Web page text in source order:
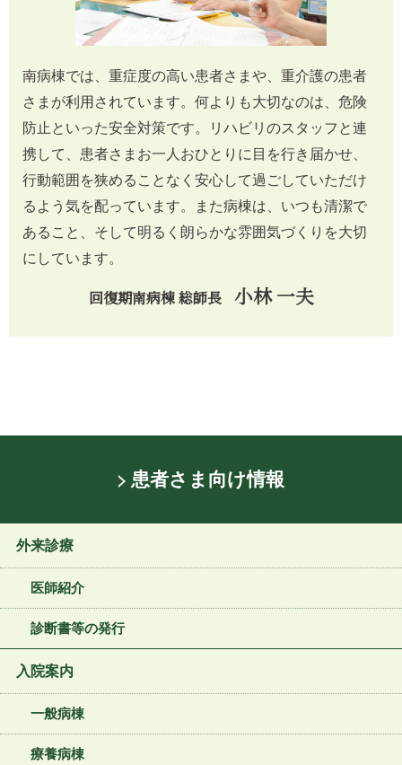
南病棟では、重症度の高い患者さまや、重介護の患者
さまが利用されています。何よりも大切なのは、危険
防止といった安全対策です。リハビリのスタッフと連
携して、患者さまお一人おひとりに目を行き届かせ、
行動範囲を狭めることなく安心して過ごしていただけ
るよう気を配っています。また病棟は、いつも清潔で
あること、そして明るく朗らかな雰囲気づくりを大切
にしています。
回復期南病棟 総師長 小林 一夫
患者さま向け情報
外来診療
医師紹介
診断書等の発行
入院案内
一般病棟
療養病棟